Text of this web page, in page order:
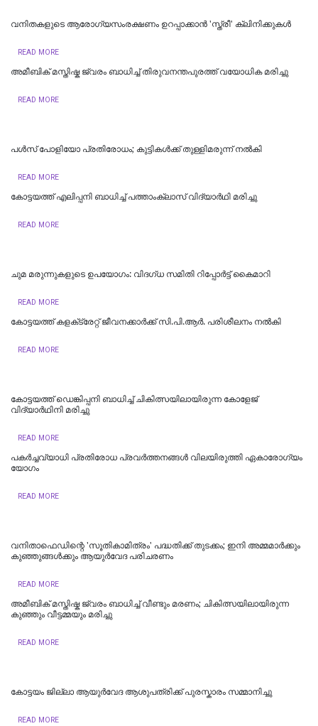
വനിതകളുടെ ആരോഗ്യസംരക്ഷണം ഉറപ്പാക്കാൻ 'സ്ത്രീ' ക്ലിനിക്കുകൾ
READ MORE
അമീബിക് മസ്തിഷ്ക ജ്വരം ബാധിച്ച് തിരുവനന്തപുരത്ത് വയോധിക മരിച്ചു
READ MORE
പള്‍സ് പോളിയോ പ്രതിരോധം; കുട്ടികള്‍ക്ക് തുള്ളിമരുന്ന് നല്‍കി
READ MORE
കോട്ടയത്ത് എലിപ്പനി ബാധിച്ച് പത്താംക്ലാസ് വിദ്യാർഥി മരിച്ചു
READ MORE
ചുമ മരുന്നുകളുടെ ഉപയോഗം: വിദഗ്ധ സമിതി റിപ്പോർട്ട് കൈമാറി
READ MORE
കോട്ടയത്ത് കളക്‌ട്രേറ്റ് ജീവനക്കാർക്ക് സി.പി.ആർ. പരിശീലനം നൽകി
READ MORE
കോട്ടയത്ത് ഡെങ്കിപ്പനി ബാധിച്ച് ചികിത്സയിലായിരുന്ന കോളേജ്
വിദ്യാര്‍ഥിനി മരിച്ചു
READ MORE
പകർച്ചവ്യാധി പ്രതിരോധ പ്രവർത്തനങ്ങൾ വിലയിരുത്തി ഏകാരോഗ്യം
യോഗം
READ MORE
വനിതാഫെഡിന്റെ 'സൂതികാമിത്രം' പദ്ധതിക്ക് തുടക്കം; ഇനി അമ്മമാർക്കും
കുഞ്ഞുങ്ങൾക്കും ആയുർവേദ പരിചരണം
READ MORE
അമീബിക് മസ്തിഷ്ക ജ്വരം ബാധിച്ച് വീണ്ടും മരണം; ചികിത്സയിലായിരുന്ന
കുഞ്ഞും വീട്ടമ്മയും മരിച്ചു
READ MORE
കോട്ടയം ജില്ലാ ആയുർവേദ ആശുപത്രിക്ക് പുരസ്കാരം സമ്മാനിച്ചു
READ MORE